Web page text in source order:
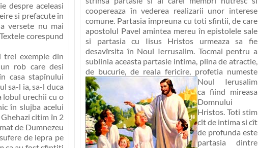
despre aceleasi
si prefacute în
versete nu mai
corespund
exemple din
rob care desi
casa stapînului
sa-l ia, sa-l duca
lobul urechii cu o
în slujba acelui
citim în 2
de Dumnezeu
de lepra pe
coopereaza în vederea realizarii unor interese
comune. Partasia împreuna cu toti sfintii, de care
apostolul Pavel amintea mereu în epistolele sale
si partasia cu Iisus Hristos urmeaza sa fie
desavîrsita în Noul Ierrusalim. Tocmai pentru a
sublinia aceasta partasie intima, plina de atractie,
de bucurie, de reala fericire, profetia numeste
Noul Ierusalim
ca fiind mireasa
Domnului
Hristos. Toti stim
cît de intima si cît
de profunda este
partasia dintre